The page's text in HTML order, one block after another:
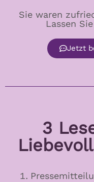
Sie waren
Lassen
Jetzt
3